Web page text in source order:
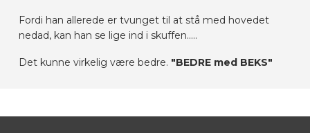
Fordi han allerede er tvunget til at stå med hovedet
nedad, kan han se lige ind i skuffen.....
Det kunne virkelig være bedre. "BEDRE med BEKS"